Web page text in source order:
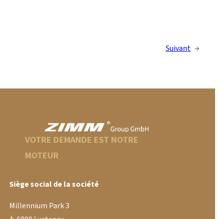
Suivant →
VOTRE DEMANDE EST NOTRE
MOTEUR
Siège social de la société
Millennium Park 3